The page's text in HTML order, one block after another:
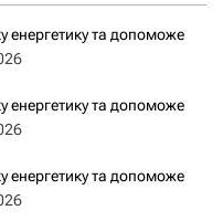
енергетику та допоможе
енергетику та допоможе
енергетику та допоможе